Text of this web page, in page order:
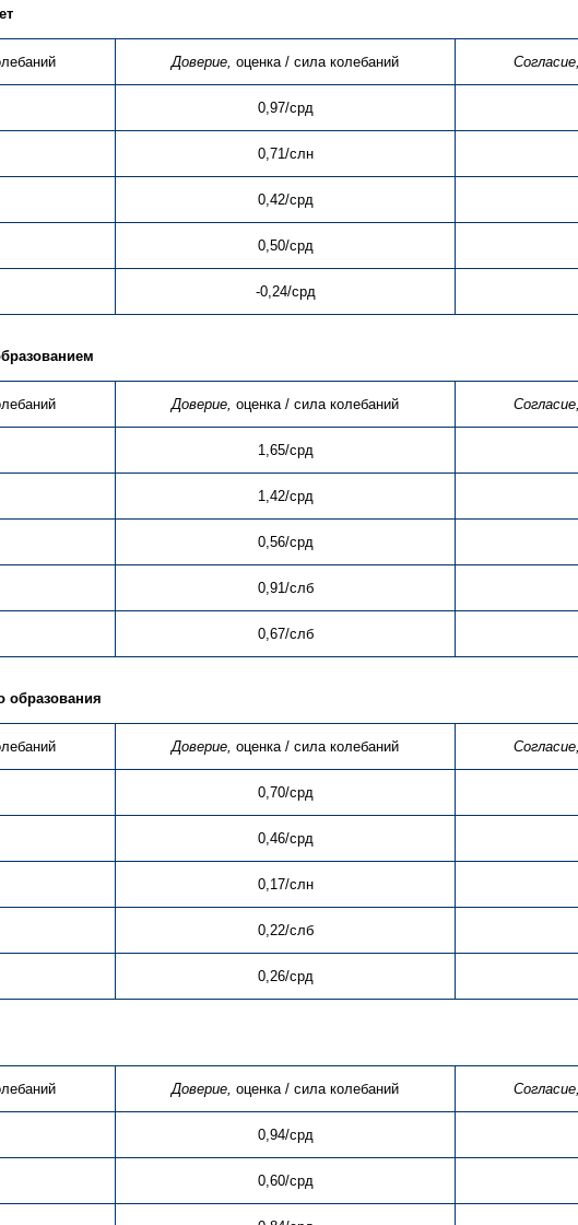
Доверие, оценка / сила колебаний Согласие,
0,97/срд
0,71/слн
0,42/срд
0,50/срд
-0,24/срд
Доверие, оценка / сила колебаний Согласие,
1,65/срд
1,42/срд
0,56/срд
0,91/слб
0,67/слб
образования
Доверие, оценка / сила колебаний Согласие,
0,70/срд
0,46/срд
0,17/слн
0,22/слб
0,26/срд
Доверие, оценка / сила колебаний Согласие,
0,94/срд
0,60/срд